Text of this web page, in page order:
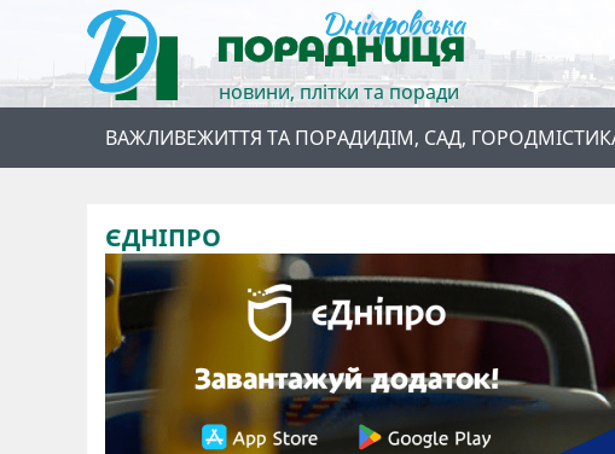
новини, плітки та поради
ВАЖЛИВЕЖИТТЯ ТА ПОРАДИДІМ, САД, ГОРОД
ЄДНІПРО